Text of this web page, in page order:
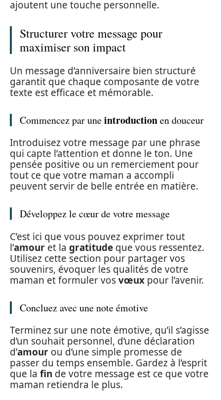
ajoutent une touche personnelle.
Structurer votre message pour
maximiser son impact
Un message d’anniversaire bien structuré
garantit que chaque composante de votre
texte est efficace et mémorable.
Commencez par uneintroductionen douceur
Introduisez votre message par une phrase
qui capte l’attention et donne le ton. Une
pensée positive ou un remerciement pour
tout ce que votre maman a accompli
peuvent servir de belle entrée en matière.
Développez le cœur de votre message
C’est ici que vous pouvez exprimer tout
l’amour et la gratitude que vous ressentez.
Utilisez cette section pour partager vos
souvenirs, évoquer les qualités de votre
maman et formuler vosvœux pour l’avenir.
Concluez avec une note émotive
Terminez sur une note émotive, qu’il s’agisse
d’un souhait personnel, d’une déclaration
d’amour ou d’une simple promesse de
passer du temps ensemble. Gardez à l’esprit
que la fin de votre message est ce que votre
maman retiendra le plus.